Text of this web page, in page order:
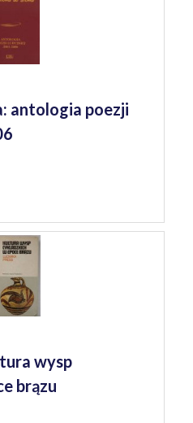
antologia poezji
wysp
brązu